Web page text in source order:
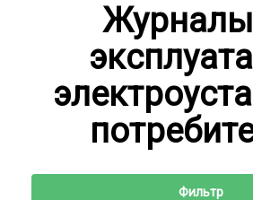
Акции и скидки
Фильтр